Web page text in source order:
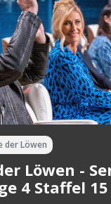
der Löwen
Löwen -
4 Staffel 15